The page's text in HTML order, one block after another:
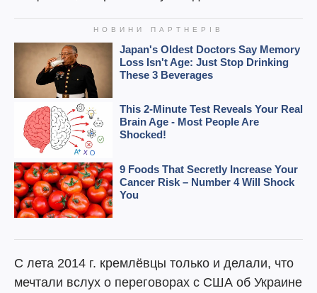
С лета 2014 г. кремлёвцы только и делали, что
мечтали вслух о переговорах с США об Украине